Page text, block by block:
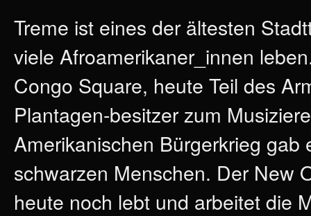
Treme ist eines der ältesten
viele Afroamerikaner_innen
Congo Square, heute Teil des
Plantagen-besitzer zum
Amerikanischen Bürgerkrieg
schwarzen Menschen. Der New
heute noch lebt und arbeitet die